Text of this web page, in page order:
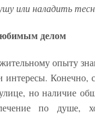
или наладить
делом
опыту
интересы. Конечно,
но наличие
по душе,